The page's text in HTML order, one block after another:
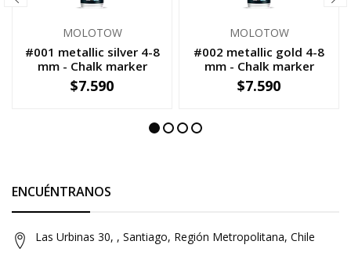
MOLOTOW
#001 metallic silver 4-8
mm - Chalk marker
+
$7.590
MOLOTOW
#002 metallic gold 4-8
mm - Chalk marker
+
$7.590
ENCUÉNTRANOS
Las Urbinas 30, , Santiago, Región Metropolitana, Chile